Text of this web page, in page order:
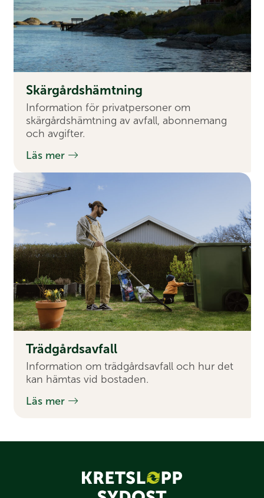
Skär­gårds­hämtning
Information för privatpersoner om
skärgårdshämtning av avfall, abonnemang
och avgifter.
Läs mer
Träd­gårds­avfall
Information om trädgårdsavfall och hur det
kan hämtas vid bostaden.
Läs mer